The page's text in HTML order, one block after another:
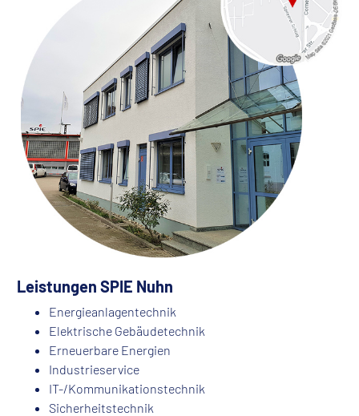
Leistungen SPIE Nuhn
Energieanlagentechnik
Elektrische Gebäudetechnik
Erneuerbare Energien
Industrieservice
IT-/Kommunikationstechnik
Sicherheitstechnik